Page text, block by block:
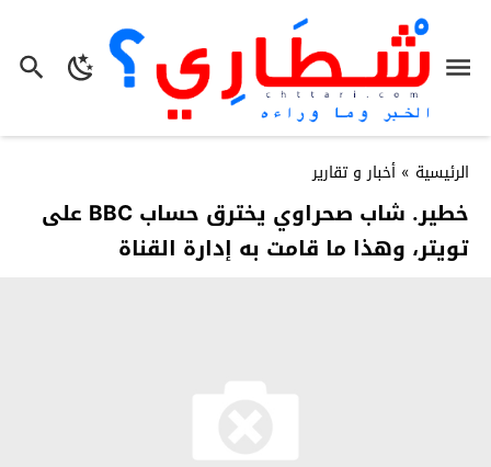
الرئيسية » أخبار و تقارير
خطير. شاب صحراوي يخترق حساب BBC على
تويتر، وهذا ما قامت به إدارة القناة